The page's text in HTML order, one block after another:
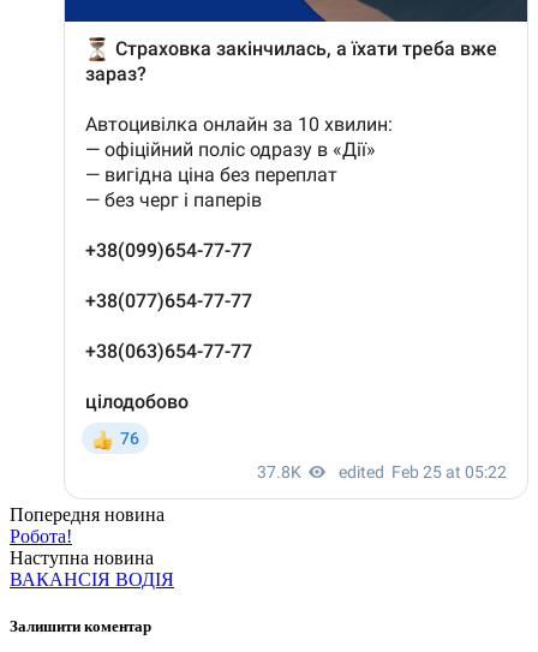
Попередня новина
Робота!
Наступна новина
ВАКАНСІЯ ВОДІЯ
Залишити коментар